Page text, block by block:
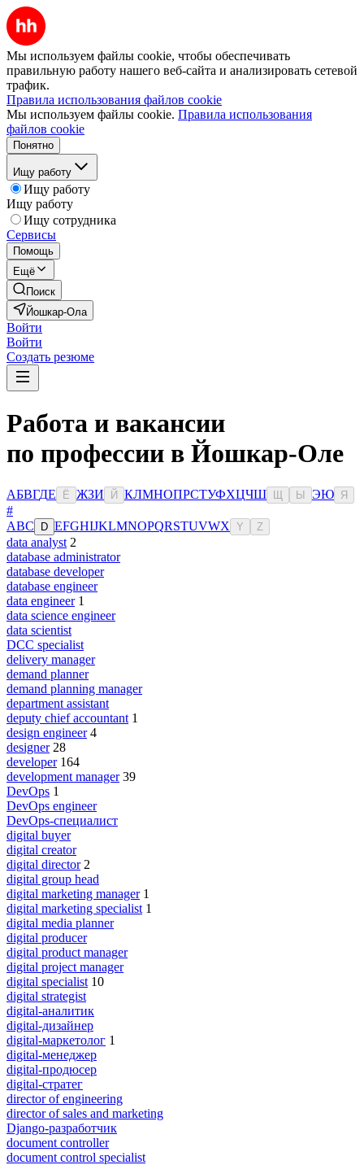
Мы используем файлы cookie, чтобы обеспечивать
правильную работу нашего веб-сайта и анализировать сетевой
трафик.
Правила использования файлов cookie
Мы используем файлы cookie. Правила использования
файлов cookie
Понятно
Ищу работу
Ищу работу
Ищу работу
Ищу сотрудника
Сервисы
Помощь
Ещё
Поиск
Йошкар-Ола
Войти
Войти
Создать резюме
Работа и вакансии
по профессии в Йошкар-Оле
АБВГДЕ Ё ЖЗИ Й КЛМНОПРСТУФХЦЧШ Ы ЭЮ Я
#
ABC D EFGHIJKLMNOPQRSTUVWX Y Z
data analyst 2
database administrator
database developer
database engineer
data engineer 1
data science engineer
data scientist
DCC specialist
delivery manager
demand planner
demand planning manager
department assistant
deputy chief accountant 1
design engineer 4
designer 28
developer 164
development manager 39
DevOps 1
DevOps engineer
DevOps-специалист
digital buyer
digital creator
digital director 2
digital group head
digital marketing manager 1
digital marketing specialist 1
digital media planner
digital producer
digital product manager
digital project manager
digital specialist 10
digital strategist
digital-аналитик
digital-дизайнер
digital-маркетолог 1
digital-менеджер
digital-продюсер
digital-стратег
director of engineering
director of sales and marketing
Django-разработчик
document controller
document control specialist